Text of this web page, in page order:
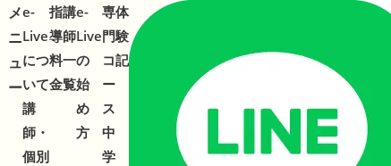
メ
ニ
ュ
ー
メ
ニ
ュ
ー
e-
Live
につ
いて
講
師・
個別
指
導
料
金
講
師
一
覧
e-
Live
の
始
め
方
専
門
コ
ー
ス
中
学
体
験
記